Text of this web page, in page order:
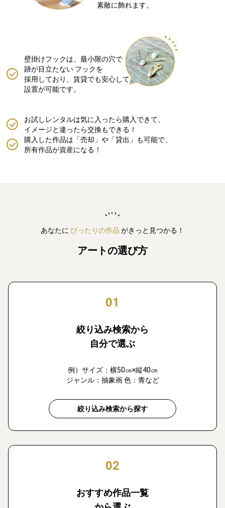
素敵に飾れます。
壁掛けフックは、最小限の穴で
跡が目立たない フックを
採用しており、賃貸でも安心して
設置が可能です。
購入した作品は「売却」や「貸出」も可能で、
所有作品が資産になる！
お試しレンタルは気に入ったら購入できて、
イメージと違ったら交換もできる！
あなたに ぴったりの作品 がきっと見つかる！
アートの選び方
01
絞り込み検索から
自分で選ぶ
例）サイズ：横50㎝×縦40㎝
ジャンル：抽象画 色：青など
絞り込み検索から探す
02
おすすめ作品一覧